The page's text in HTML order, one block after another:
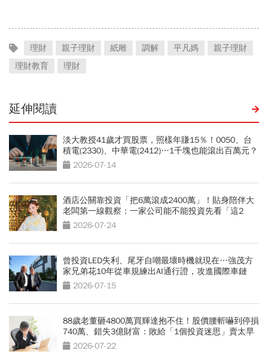
理財 親子理財 紙雕 調解 平凡媽
親子理財
理財教育
理財
延伸閱讀
淡大教授41歲才買股票，照樣年賺15％！0050、台
積電(2330)、中華電(2412)…1千塊也能滾出百萬元？
懶人投資4組合
2026-07-14
酒店公關靠投資「把6萬滾成2400萬」！貼身陪伴大
老闆第一線觀察：一家公司能不能投資先看「這2
點」2026-07-24
曾投資LED失利、尾牙自嘲最壞時機就現在…強茂方
家兄弟花10年從車規練出AI通行證，攻進國際車鏈
2026-07-15
88歲老董砸4800萬買輝達抱不住！股價腰斬嚇到停損
740萬、錯失3億財富：敗給「1個投資迷思」賣太早
2026-07-22